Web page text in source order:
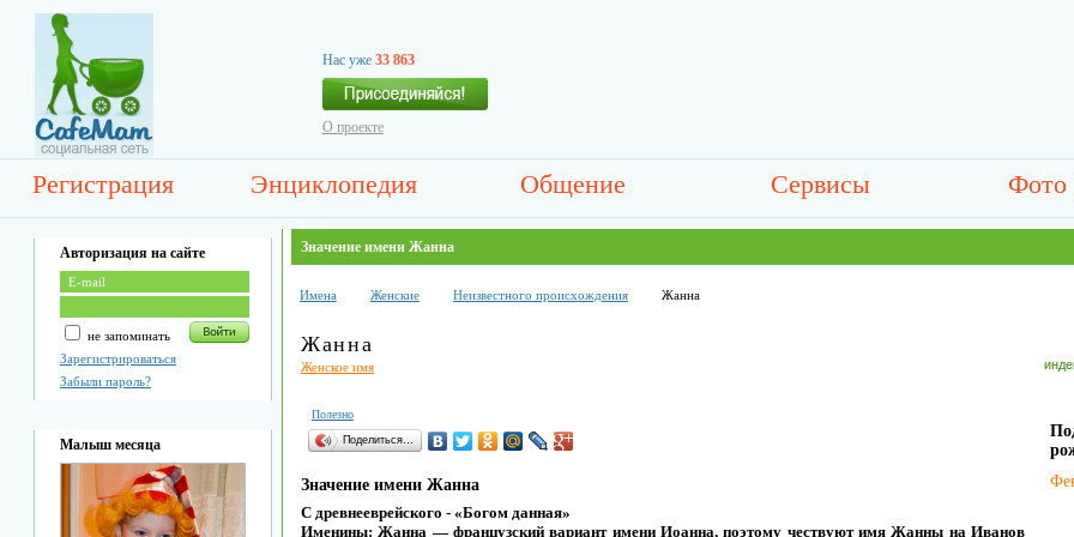
Нас уже 33 863
О проекте
Регистрация Энциклопедия Общение Сервисы Фото
Авторизация на сайте
не запоминать
Зарегистрироваться
Забыли пароль?
Малыш месяца
Значение имени Жанна
Имена Женские Неизвестного происхождения Жанна
Жанна
Женское имя
Полезно
Поделиться…
Значение имени Жанна
С древнееврейского - «Богом данная»
Именины: Жанна — французский вариант имени Иоанна, поэтому чествуют имя Жанны на Иванов